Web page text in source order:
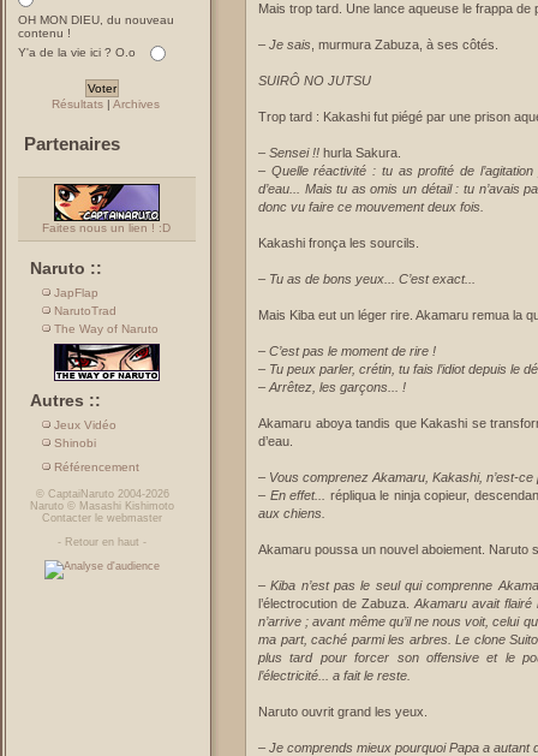
OH MON DIEU, du nouveau
contenu !
Y'a de la vie ici ? O.o
Résultats| Archives
Partenaires
Faites nous un lien ! :D
Naruto ::
JapFlap
NarutoTrad
The Way of Naruto
Autres ::
Jeux Vidéo
Shinobi
Référencement
© CaptaiNaruto2004-2026
Naruto © Masashi Kishimoto
Contacter le webmaster
- Retour en haut -
Mais trop tard. Une lance aqueuse le frappa de
– Je sais , murmura Zabuza, à ses côtés.
SUIRÔ NO JUTSU
Trop tard : Kakashi fut piégé par une prison
– Sensei !! hurla Sakura.
– Quelle réactivité : tu as profité de
d’eau... Mais tu as omis un détail : tu n’avais
donc vu faire ce mouvement deux fois.
Kakashi fronça les sourcils.
– Tu as de bons yeux... C’est exact...
Mais Kiba eut un léger rire. Akamaru remua la
– C’est pas le moment de rire !
– Tu peux parler, crétin, tu fais l’idiot depuis le
– Arrêtez, les garçons... !
Akamaru aboya tandis que Kakashi se
d’eau.
– Vous comprenez Akamaru, Kakashi, n’est-ce
– En effet...
répliqua le ninja copieur,
aux chiens.
Akamaru poussa un nouvel aboiement. Naruto
–Kiba n’est pas le seul qui comprenne
l’électrocution de Zabuza. Akamaru avait flairé
n’arrive ; avant même qu’il ne nous voit, celui
ma part, caché parmi les arbres. Le clone
plus tard pour forcer son offensive et le
l’électricité... a fait le reste.
Naruto ouvrit grand les yeux.
– Je comprends mieux pourquoi Papa a autant